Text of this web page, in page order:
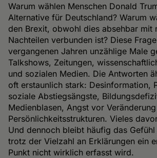
Warum wählen Menschen Donald
Alternative für Deutschland? Warum
den Brexit, obwohl dies absehbar mit
Nachteilen verbunden ist? Diese
vergangenen Jahren unzählige Male
Talkshows, Zeitungen,
und sozialen Medien. Die Antworten
oft erstaunlich stark: Desinformation,
soziale Abstiegsängste,
Medienblasen, Angst vor
Persönlichkeitsstrukturen. Vieles
Und dennoch bleibt häufig das
trotz der Vielzahl an Erklärungen ein
Punkt nicht wirklich erfasst wird.